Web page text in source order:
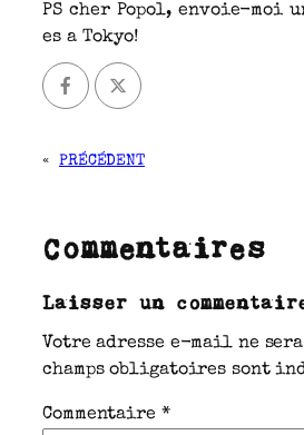
PS cher Popol, envoie-moi
es a Tokyo!
« PRÉCÉDENT
Commentaires
Laisser un
Votre adresse e-mail ne
champs obligatoires sont
Commentaire *